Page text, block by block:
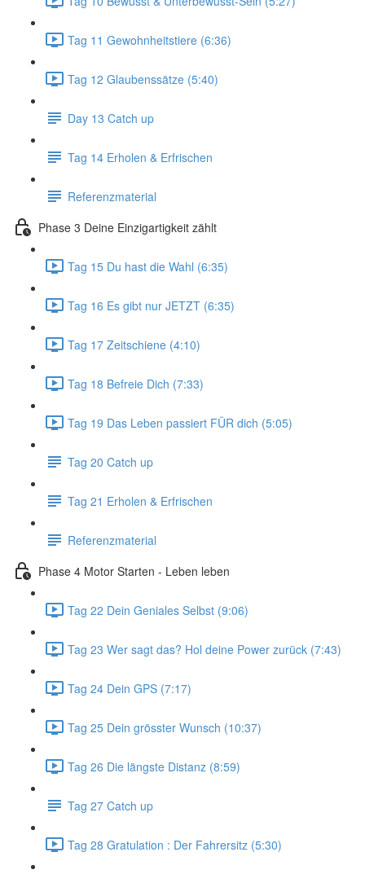
Tag 11 Gewohnheitstiere (6:36)
Tag 12 Glaubenssätze (5:40)
Day 13 Catch up
Tag 14 Erholen & Erfrischen
Referenzmaterial
Phase 3 Deine Einzigartigkeit zählt
Tag 15 Du hast die Wahl (6:35)
Tag 16 Es gibt nur JETZT (6:35)
Tag 17 Zeitschiene (4:10)
Tag 18 Befreie Dich (7:33)
Tag 19 Das Leben passiert FÜR dich (5:05)
Tag 20 Catch up
Tag 21 Erholen & Erfrischen
Referenzmaterial
Phase 4 Motor Starten - Leben leben
Tag 22 Dein Geniales Selbst (9:06)
Tag 23 Wer sagt das? Hol deine Power zurück (7:43)
Tag 24 Dein GPS (7:17)
Tag 25 Dein grösster Wunsch (10:37)
Tag 26 Die längste Distanz (8:59)
Tag 27 Catch up
Tag 28 Gratulation : Der Fahrersitz (5:30)